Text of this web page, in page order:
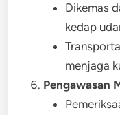
Dikemas
kedap
menjaga
Pengawasan